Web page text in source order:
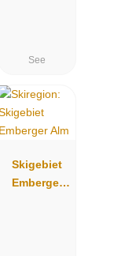
See
Skigebiet
Emberger